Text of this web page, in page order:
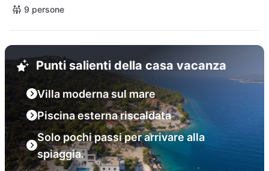
9 persone
Punti salienti della casa vacanza
Villa moderna sul mare
Piscina esterna riscaldata
Solo pochi passi per arrivare alla
spiaggia.